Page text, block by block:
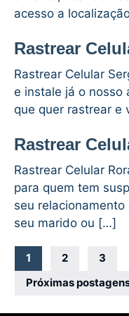
acesso a
Rastrear
Rastrear Celular
e instale já o nosso
que quer rastrear e
Rastrear
Rastrear Celular
para quem tem
seu
seu marido ou […]
por
1 2 3
Próximas